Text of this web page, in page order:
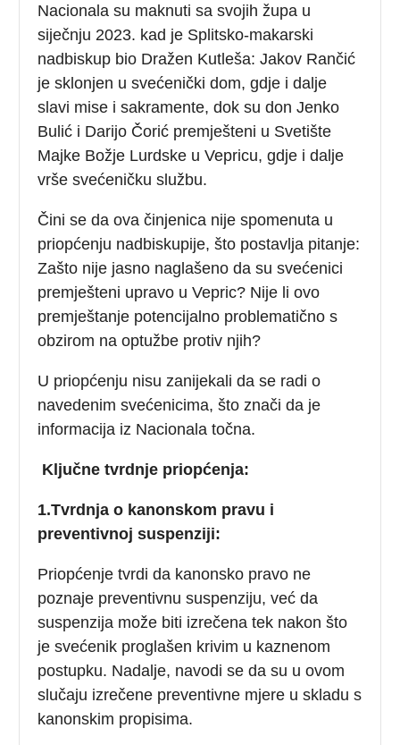
Nacionala su maknuti sa svojih župa u
siječnju 2023. kad je Splitsko-makarski
nadbiskup bio Dražen Kutleša: Jakov Rančić
je sklonjen u svećenički dom, gdje i dalje
slavi mise i sakramente, dok su don Jenko
Bulić i Darijo Čorić premješteni u Svetište
Majke Božje Lurdske u Vepricu, gdje i dalje
vrše svećeničku službu.
Čini se da ova činjenica nije spomenuta u
priopćenju nadbiskupije, što postavlja pitanje:
Zašto nije jasno naglašeno da su svećenici
premješteni upravo u Vepric? Nije li ovo
premještanje potencijalno problematično s
obzirom na optužbe protiv njih?
U priopćenju nisu zanijekali da se radi o
navedenim svećenicima, što znači da je
informacija iz Nacionala točna.
Ključne tvrdnje priopćenja:
1.Tvrdnja o kanonskom pravu i
preventivnoj suspenziji:
Priopćenje tvrdi da kanonsko pravo ne
poznaje preventivnu suspenziju, već da
suspenzija može biti izrečena tek nakon što
je svećenik proglašen krivim u kaznenom
postupku. Nadalje, navodi se da su u ovom
slučaju izrečene preventivne mjere u skladu s
kanonskim propisima.